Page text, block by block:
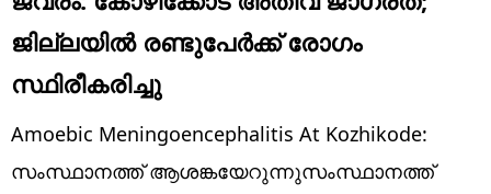
Education
Sports
Lifestyle
world
ജില്ലയിൽ രണ്ടുപേർക്ക് രോഗം
സ്ഥിരീകരിച്ചു
Amoebic Meningoencephalitis At Kozhikode:
സംസ്ഥാനത്ത് ആശങ്കയേറുന്നുസംസ്ഥാനത്ത്